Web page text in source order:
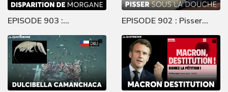
EPISODE 903 :
Disparition de Morgane
EPISODE 902 : Pisser
sous la douche